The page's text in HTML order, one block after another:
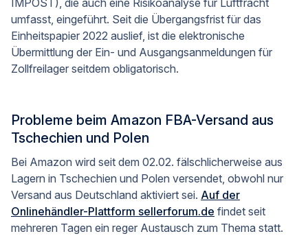
IMPOST), die auch eine Risikoanalyse für Luftfracht
umfasst, eingeführt. Seit die Übergangsfrist für das
Einheitspapier 2022 auslief, ist die elektronische
Übermittlung der Ein- und Ausgangsanmeldungen für
Zollfreilager seitdem obligatorisch.
Probleme beim Amazon FBA-Versand aus
Tschechien und Polen
Bei Amazon wird seit dem 02.02. fälschlicherweise aus
Lagern in Tschechien und Polen versendet, obwohl nur
Versand aus Deutschland aktiviert sei. Auf der
Onlinehändler-Plattform sellerforum.de findet seit
mehreren Tagen ein reger Austausch zum Thema statt.